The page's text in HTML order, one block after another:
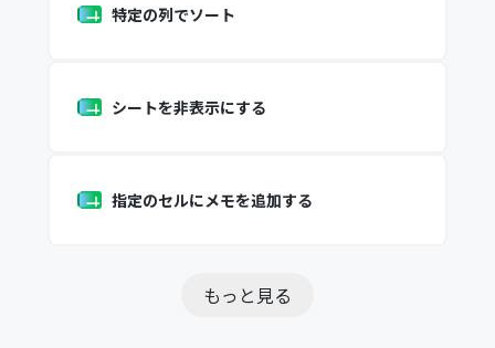
特定の列でソート
シートを非表示にする
指定のセルにメモを追加する
もっと見る